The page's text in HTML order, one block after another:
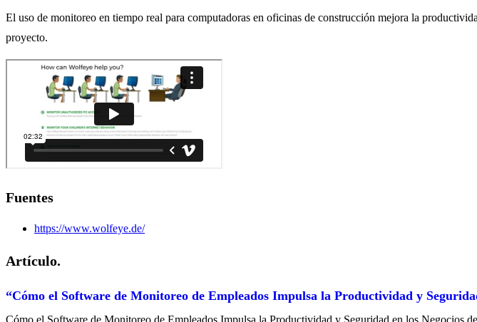
El uso de monitoreo en tiempo real para computadoras en oficinas de construcción mejora la
proyecto.
Fuentes
https://www.wolfeye.de/
Artículo.
“Cómo el Software de Monitoreo de Empleados Impulsa la Productividad y